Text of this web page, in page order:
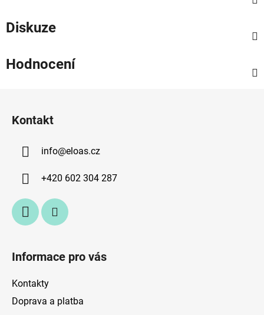
Diskuze
Hodnocení
Kontakt
info@eloas.cz
+420 602 304 287
Informace pro vás
Kontakty
Doprava a platba